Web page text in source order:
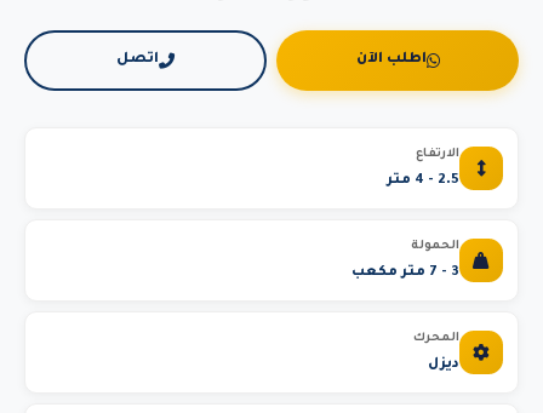
اطلب الآن اتصل
الارتفاع
2.5 - 4 متر
الحمولة
3 - 7 متر مكعب
المحرك
ديزل